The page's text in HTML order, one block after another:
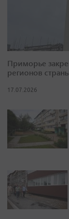
Приморье
регионов
17.07.2026